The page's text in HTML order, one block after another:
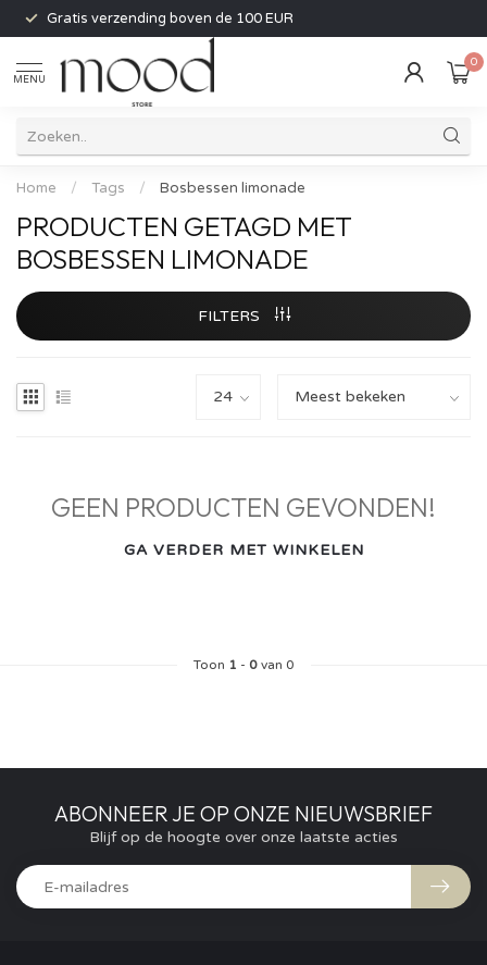
Gratis verzending boven de 100 EUR
MENU
0
Home / Tags / Bosbessen limonade
PRODUCTEN GETAGD MET
BOSBESSEN LIMONADE
FILTERS
GEEN PRODUCTEN GEVONDEN!
GA VERDER MET WINKELEN
Toon 1 - 0van 0
ABONNEER JE OP ONZE NIEUWSBRIEF
Blijf op de hoogte over onze laatste acties